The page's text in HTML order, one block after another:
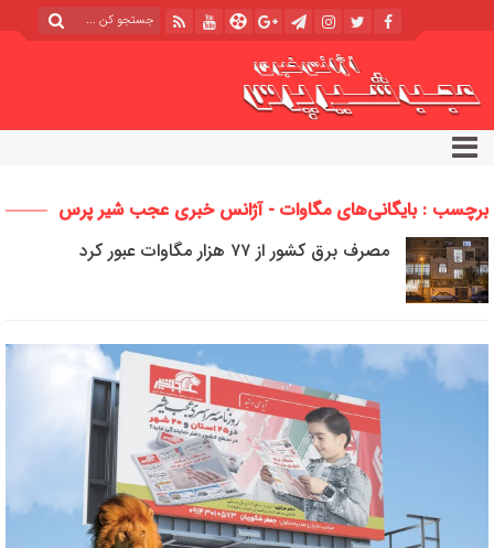
برچسب : بایگانی‌های مگاوات - آژانس خبری عجب شیر پرس
مصرف برق کشور از ۷۷ هزار مگاوات عبور کرد